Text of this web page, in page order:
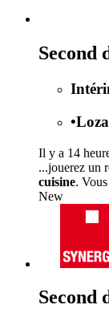
Second
•
Il y a 14
...jouerez un
cuisine.
New
Second